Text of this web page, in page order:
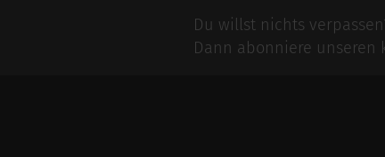
Du willst nichts
Dann abonniere unseren